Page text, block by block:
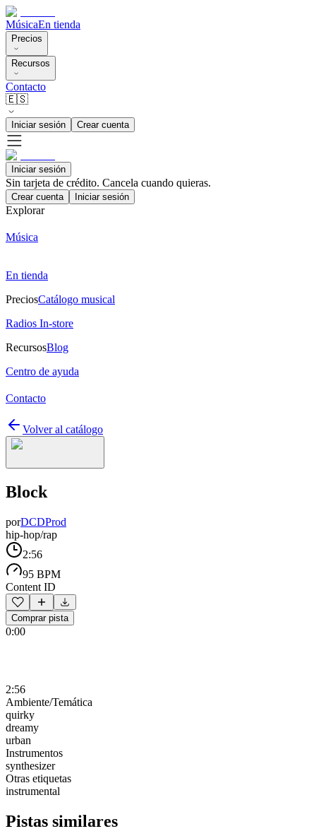
MúsicaEn tienda
Precios
Recursos
Contacto
🇪🇸
Iniciar sesión Crear cuenta
Iniciar sesión
Sin tarjeta de crédito. Cancela cuando quieras.
Crear cuenta Iniciar sesión
Explorar
Música
En tienda
PreciosCatálogo musical
Radios In-store
RecursosBlog
Centro de ayuda
Contacto
Volver al catálogo
Block
porDCDProd
hip-hop/rap
2:56
95 BPM
Content ID
Comprar pista
0:00
2:56
Ambiente/Temática
quirky
dreamy
urban
Instrumentos
synthesizer
Otras etiquetas
instrumental
Pistas similares